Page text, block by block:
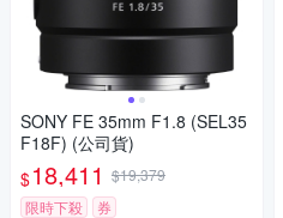
SONY FE 35mm F1.8 (SEL35
F18F) (公司貨)
$18,411 $19,379
限時下殺
券